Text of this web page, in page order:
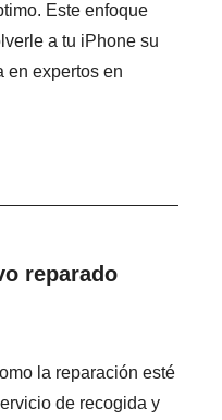
Este enfoque
a tu iPhone su
en expertos en
reparado
la reparación esté
de recogida y